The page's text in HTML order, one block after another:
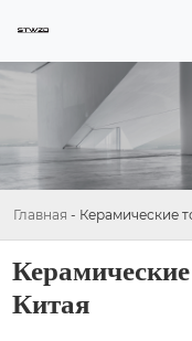
Главная - Керамические
Китая